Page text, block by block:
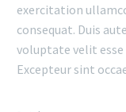
exercitation
consequat. Duis
voluptate velit
Excepteur sint